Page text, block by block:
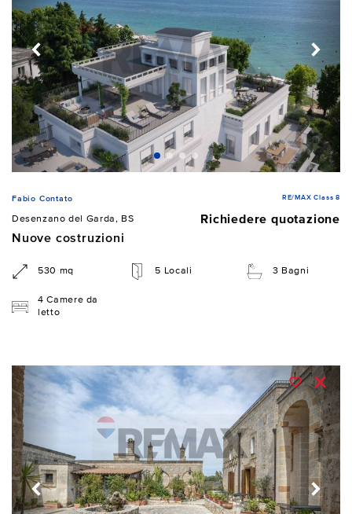
Fabio Contato RE/MAX Class 8
Desenzano del Garda, BS
Richiedere quotazione
Nuove costruzioni
530 mq 5 Locali 3 Bagni
4 Camere da
letto